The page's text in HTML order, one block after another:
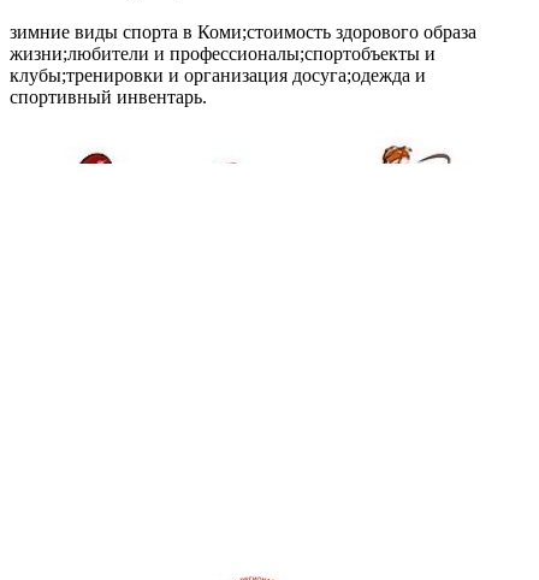
зимние виды спорта в Коми;стоимость здорового образа
жизни;любители и профессионалы;спортобъекты и
клубы;тренировки и организация досуга;одежда и
спортивный инвентарь.